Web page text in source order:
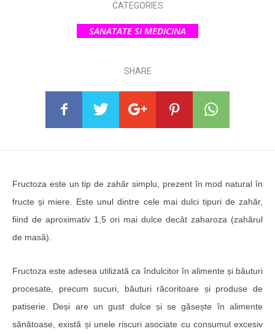
CATEGORIES
SANATATE SI MEDICINA
SHARE
Fructoza este un tip de zahăr simplu, prezent în mod natural în
fructe și miere. Este unul dintre cele mai dulci tipuri de zahăr,
fiind de aproximativ 1,5 ori mai dulce decât zaharoza (zahărul
de masă).
Fructoza este adesea utilizată ca îndulcitor în alimente și băuturi
procesate, precum sucuri, băuturi răcoritoare și produse de
patiserie. Deși are un gust dulce și se găsește în alimente
sănătoase, există și unele riscuri asociate cu consumul excesiv